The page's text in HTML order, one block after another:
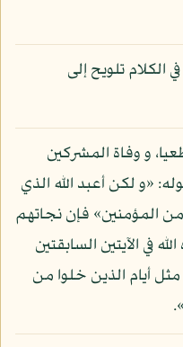
الكلام تلويح إلى
و وفاة المشركين
«و لكن أعبد الله الذي
المؤمنين» فإن نجاتهم
في الآيتين السابقتين
أيام الذين خلوا من